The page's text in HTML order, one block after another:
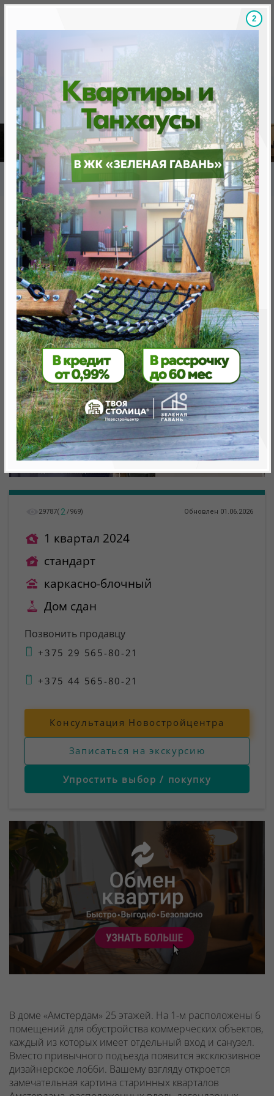
Скидки на новостройки, бонусы Готовые
Главная База новостроек Минска «Минск Мир»
12.4 "Амстердам", квартал Западная Европа
12.4 "Амстердам", квартал
Западная Европа
нет в продаже
Минск, Октябрьский, ул. Леонида Щемелева
метро «Ковальская Слобода», 566 м
29787( 2 /969) Обновлен 01.06.2026
1 квартал 2024
стандарт
каркасно-блочный
Дом сдан
Позвонить продавцу
+375 29 565-80-21
+375 44 565-80-21
Консультация Новостройцентра
Записаться на экскурсию
Упростить выбор / покупку
В доме «Амстердам» 25 этажей. На 1-м расположены 6
помещений для обустройства коммерческих объектов,
каждый из которых имеет отдельный вход и санузел.
Вместо привычного подъезда появится эксклюзивное
дизайнерское лобби. Вашему взгляду откроется
замечательная картина старинных кварталов
1